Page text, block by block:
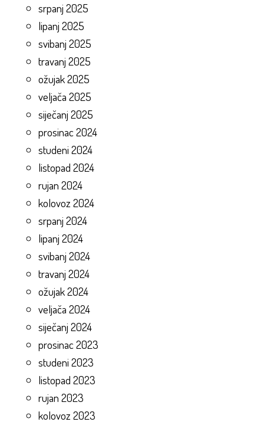
srpanj 2025
lipanj 2025
svibanj 2025
travanj 2025
ožujak 2025
veljača 2025
siječanj 2025
prosinac 2024
studeni 2024
listopad 2024
rujan 2024
kolovoz 2024
srpanj 2024
lipanj 2024
svibanj 2024
travanj 2024
ožujak 2024
veljača 2024
siječanj 2024
prosinac 2023
studeni 2023
listopad 2023
rujan 2023
kolovoz 2023